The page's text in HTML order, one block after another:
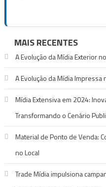
MAIS RECENTES
A Evolução da Mídia Exterior
A Evolução da Mídia
Mídia Extensiva em 2024:
Transformando o Cenário
Material de Ponto de Venda:
no Local
Trade Mídia impulsiona